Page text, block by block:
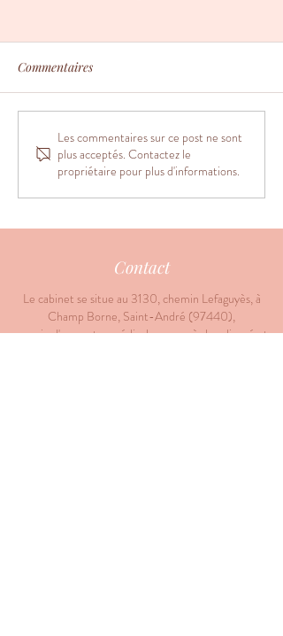
Nouveau carnet de santé
de l'enfant
Commentaires
Les commentaires sur ce post ne sont
plus acceptés. Contactez le
propriétaire pour plus d'informations.
Le cabinet se situe au 3130, chemin Lefaguyès, à
Champ Borne, Saint-André (97440),
au sein d'un centre médical avec accès handicapé et
Contact